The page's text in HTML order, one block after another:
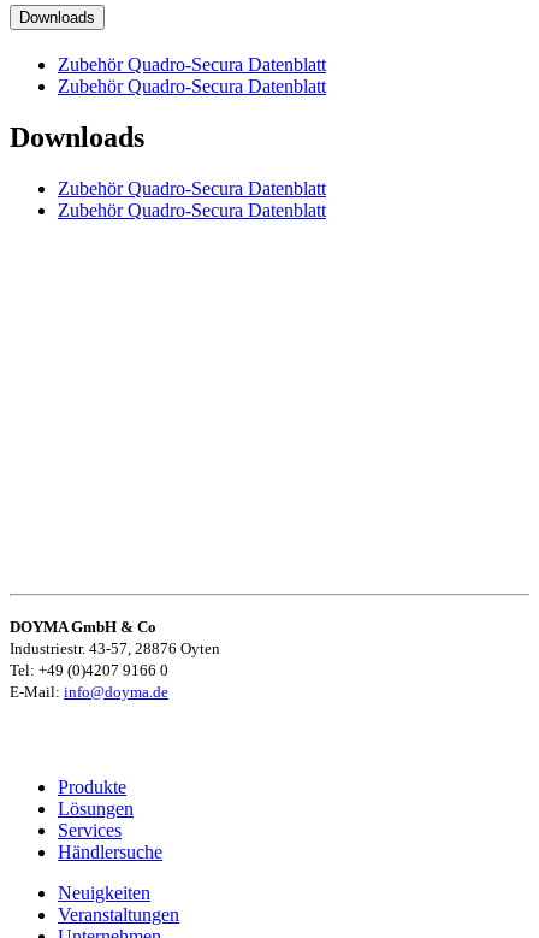
Downloads
Zubehör Quadro-Secura Datenblatt
Zubehör Quadro-Secura Datenblatt
Downloads
Zubehör Quadro-Secura Datenblatt
Zubehör Quadro-Secura Datenblatt
DOYMA GmbH & Co
Industriestr. 43-57, 28876 Oyten
Tel: +49 (0)4207 9166 0
E-Mail: info@doyma.de
Produkte
Lösungen
Services
Händlersuche
Neuigkeiten
Veranstaltungen